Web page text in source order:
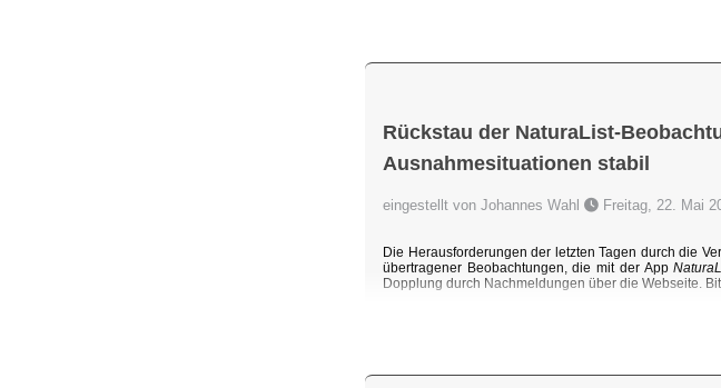
Rückstau der NaturaList-
Ausnahmesituationen stabil
eingestellt von Johannes Wahl Freitag, 22. Mai
Die Herausforderungen der letzten Tagen durch die
übertragener Beobachtungen, die mit der App
Dopplung durch Nachmeldungen über die Webseite.